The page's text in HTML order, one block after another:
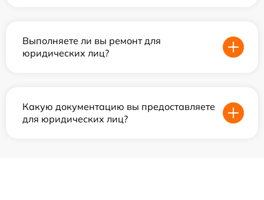
Выполняете ли вы ремонт для
юридических лиц?
Какую документацию вы предоставляете
для юридических лиц?